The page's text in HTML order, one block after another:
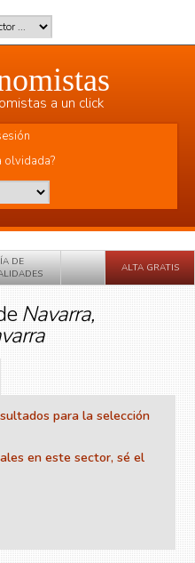
a un click
olvidada?
DE
ALTA GRATIS
Navarra,
para la selección
en este sector, sé el